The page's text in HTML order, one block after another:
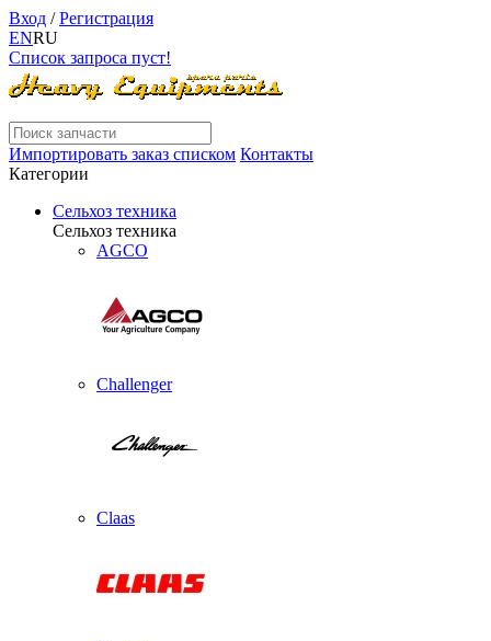
Вход /Регистрация
ENRU
Список запроса пуст!
Импортировать заказ списком Контакты
Категории
Сельхоз техника
Сельхоз техника
AGCO
Challenger
Claas